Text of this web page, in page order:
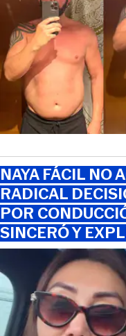
NAYA FÁCIL NO
RADICAL
POR
SINCERÓ Y